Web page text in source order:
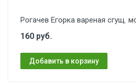
Рогачев Егорка вареная сгущ.
160 руб.
Добавить в корзину